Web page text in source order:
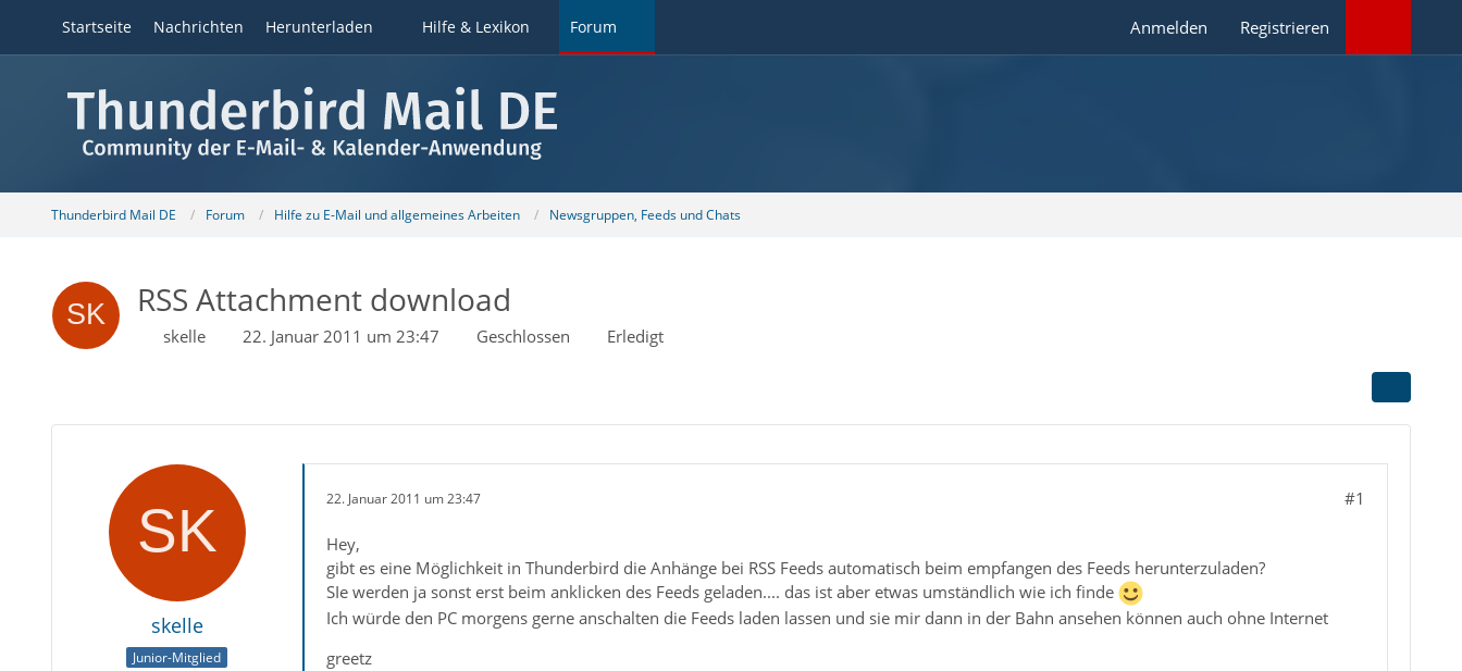
Startseite Nachrichten Herunterladen Hilfe & Lexikon Forum Anmelden Registrieren
Thunderbird Mail DE Forum Hilfe zu E-Mail und allgemeines Arbeiten Newsgruppen, Feeds und Chats
RSS Attachment download
skelle 22. Januar 2011 um 23:47 Geschlossen Erledigt
skelle
Junior-Mitglied
22. Januar 2011 um 23:47 #1
Hey,
gibt es eine Möglichkeit in Thunderbird die Anhänge bei RSS Feeds automatisch beim empfangen des Feeds herunterzuladen?
SIe werden ja sonst erst beim anklicken des Feeds geladen.... das ist aber etwas umständlich wie ich finde
Ich würde den PC morgens gerne anschalten die Feeds laden lassen und sie mir dann in der Bahn ansehen können auch ohne Internet
greetz